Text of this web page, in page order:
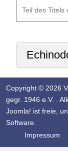
Copyright © 2026
gegr. 1946 e.V. .
Joomla! ist freie,
Software.
Impressum